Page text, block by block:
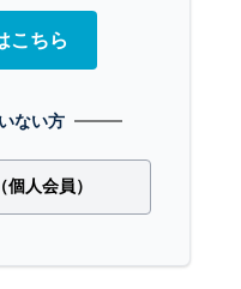
こちら
ない方
人会員）